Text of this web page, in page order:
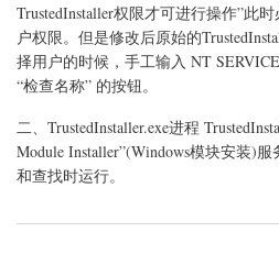
TrustedInstaller权限才可进行操作”此
户权限。但是修改后原始的
择用户的时候，手工输入 NT
“检查名称” 的按钮。
二、TrustedInstaller.exe进程
Module Installer”(Windows模块安装)
和查找时运行。